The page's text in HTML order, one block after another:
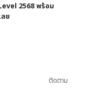
2568 พร้อม
ย
ติดตาม